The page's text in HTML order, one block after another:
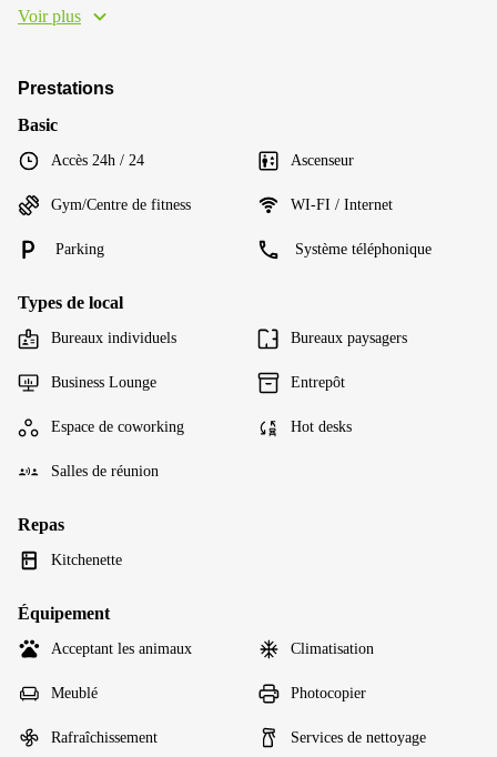
Voir plus
Prestations
Basic
Accès 24h / 24 Ascenseur
Gym/Centre de fitness WI-FI / Internet
Parking Système téléphonique
Types de local
Bureaux individuels Bureaux paysagers
Business Lounge Entrepôt
Espace de coworking Hot desks
Salles de réunion
Repas
Kitchenette
Équipement
Acceptant les animaux Climatisation
Meublé Photocopier
Rafraîchissement Services de nettoyage